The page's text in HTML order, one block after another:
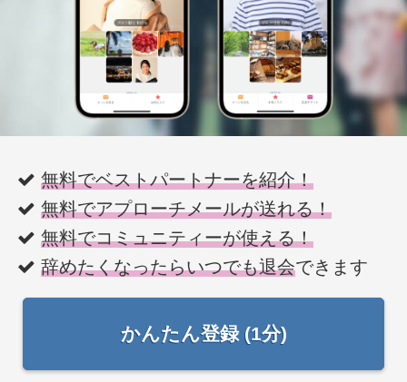
無料でベストパートナーを紹介！
無料でアプローチメールが送れる！
無料でコミュニティーが使える！
辞めたくなったらいつでも退会できます
かんたん登録 (1分)